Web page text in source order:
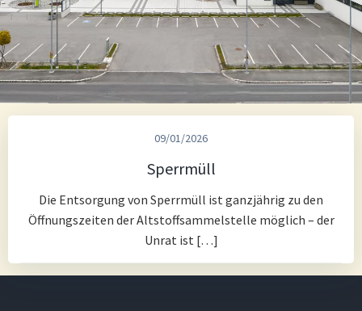
09/01/2026
Sperrmüll
Die Entsorgung von Sperrmüll ist ganzjährig zu den
Öffnungszeiten der Altstoffsammelstelle möglich – der
Unrat ist […]